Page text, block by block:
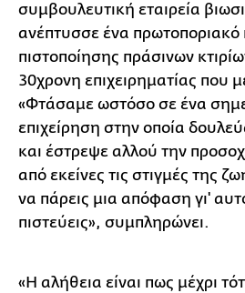
συμβουλευτική εταιρεία
ανέπτυσσε ένα
πιστοποίησης πράσινων
30χρονη επιχειρηματίας που
«Φτάσαμε ωστόσο σε ένα
επιχείρηση στην οποία
και έστρεψε αλλού την
από εκείνες τις στιγμές της
να πάρεις μια απόφαση γι'
πιστεύεις», συμπληρώνει.
«Η αλήθεια είναι πως μέχρι